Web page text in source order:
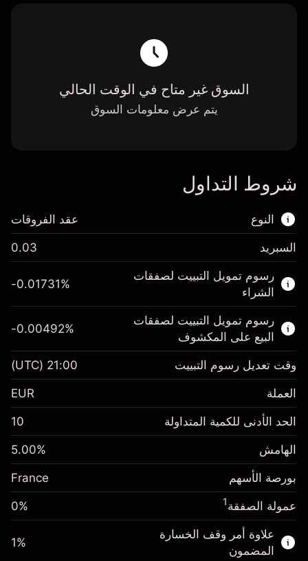
السوق غير متاح في الوقت الحالي
يتم عرض معلومات السوق
شروط التداول
النوع
هذا السوق المالي متاح للتداول من خلال عقود
الفروقات.
اعرف المزيد عن:
عقود الفروقات
عقد الفروقات
السبريد 0.03
رسوم تمويل التبييت لصفقات
الشراء
€1,000.00
رسوم التبييت
الرسوم من قيمة الصفقة الكاملة
%
(-€3.46)
حجم الصفقة بالرافعة المالية ~€20,000.00
الأموال من الرافعة المالية ~ دولار
انتقل إلى المنصة
-0.01731%
رسوم تمويل التبييت لصفقات
البيع على المكشوف
الهامش. استثمارك €1,000.00
رسوم التبييت
الرسوم من قيمة الصفقة الكاملة
-0.004915
%
(-€0.98)
حجم الصفقة بالرافعة المالية ~
الأموال من الرافعة المالية ~ دولار
-0.00492%
وقت تعديل رسوم التبييت 21:00
(UTC)
العملة EUR
الحد الأدنى للكمية المتداولة 10
الهامش 5.00%
بورصة الأسهم France
عمولة الصفقة1
0%
علاوة أمر وقف الخسارة
المضمون
1%